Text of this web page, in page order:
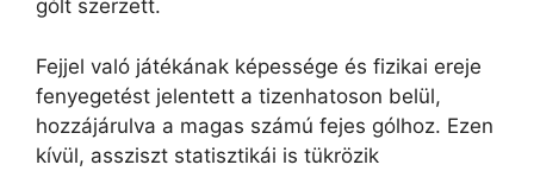
gólt szerzett.
Fejjel való játékának képessége és fizikai ereje
fenyegetést jelentett a tizenhatoson belül,
hozzájárulva a magas számú fejes gólhoz. Ezen
kívül, assziszt statisztikái is tükrözik